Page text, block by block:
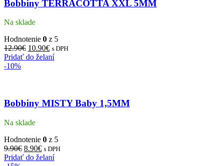
Bobbiny TERRACOTTA XXL 5MM
Na sklade
Hodnotenie 0 z 5
12.90€ 10.90€ s DPH
Pridať do želaní
-10%
Bobbiny MISTY Baby 1,5MM
Na sklade
Hodnotenie 0 z 5
9.90€ 8.90€ s DPH
Pridať do želaní